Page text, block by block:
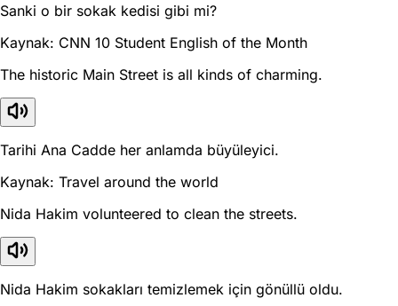
Sanki o bir sokak kedisi gibi mi?
Kaynak: CNN 10 Student English of the Month
The historic Main Street is all kinds of charming.
Tarihi Ana Cadde her anlamda büyüleyici.
Kaynak: Travel around the world
Nida Hakim volunteered to clean the streets.
Nida Hakim sokakları temizlemek için gönüllü oldu.